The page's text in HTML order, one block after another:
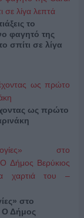
το
φαγητό της
σπίτι σε λίγα
ως πρώτο
στο
Ο Δήμος